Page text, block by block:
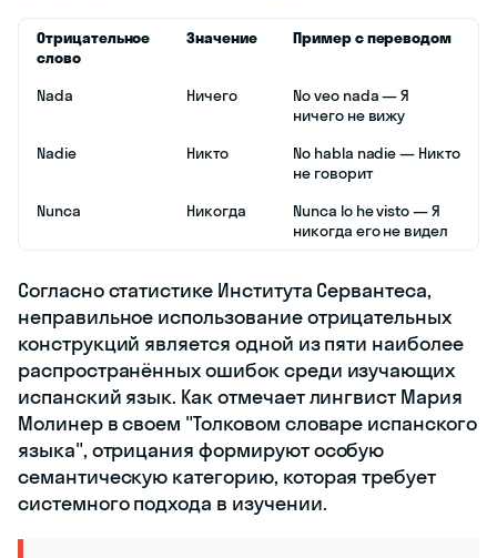
Отрицательное
слово
Значение Пример с переводом
Nada Ничего
No veo nada — Я
ничего не вижу
Nadie
Никто
No habla nadie — Никто
не говорит
Nunca
Никогда
Nunca lo he visto — Я
никогда его не видел
Согласно статистике Института Сервантеса,
неправильное использование отрицательных
конструкций является одной из пяти наиболее
распространённых ошибок среди изучающих
испанский язык. Как отмечает лингвист Мария
Молинер в своем "Толковом словаре испанского
языка", отрицания формируют особую
семантическую категорию, которая требует
системного подхода в изучении.